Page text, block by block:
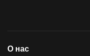
О нас